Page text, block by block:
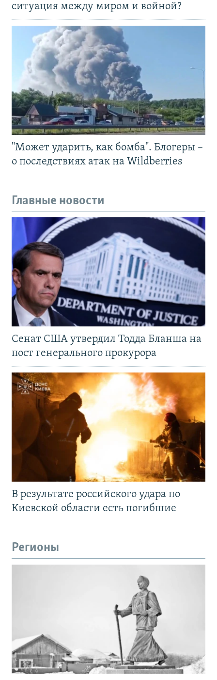
ситуация между миром и войной?
"Может ударить, как бомба". Блогеры –
о последствиях атак на Wildberries
Главные новости
Сенат США утвердил Тодда Бланша на
пост генерального прокурора
В результате российского удара по
Киевской области есть погибшие
Регионы